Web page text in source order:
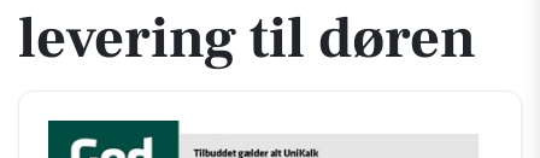
levering til døren